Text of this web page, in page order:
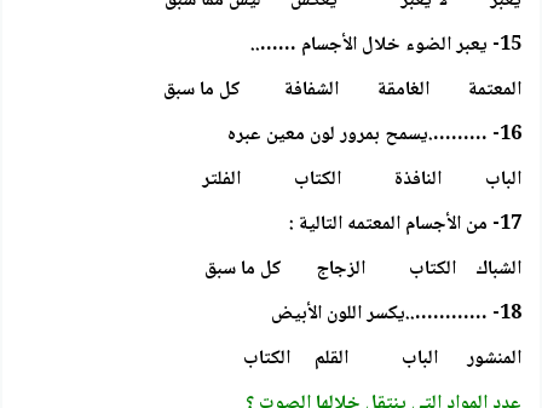
15- يعبر الضوء خلال الأجسام ……..
المعتمة الغامقة الشفافة كل ما سبق
16- ……….يسمح بمرور لون معين عبره
الباب النافذة الكتاب الفلتر
17- من الأجسام المعتمه التالية :
الشباك الكتاب الزجاج كل ما سبق
18- …………..يكسر اللون الأبيض
المنشور الباب القلم الكتاب